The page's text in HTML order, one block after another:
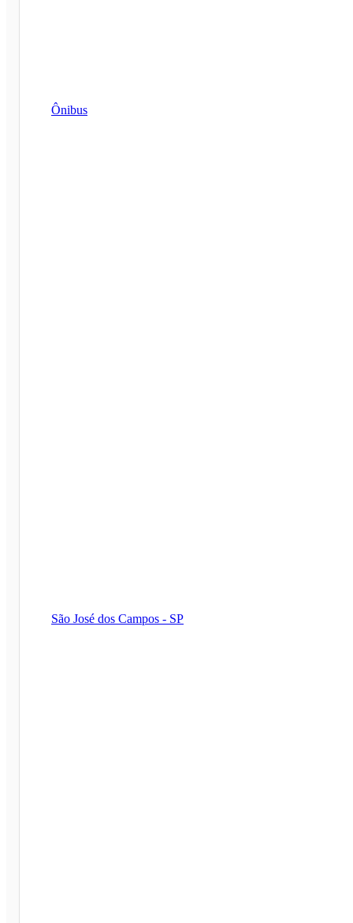
Ônibus
São José dos Campos - SP